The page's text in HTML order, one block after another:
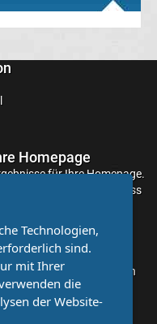
Homepage
für Ihre Homepage.
alle paar Minuten, sodass
und schnelle
Beachtung findet? Dann
Ihren Verein für eine
Sie Ihre Spielberichte,
bei uns!
Technologien,
sind.
mit Ihrer
die
der Website-